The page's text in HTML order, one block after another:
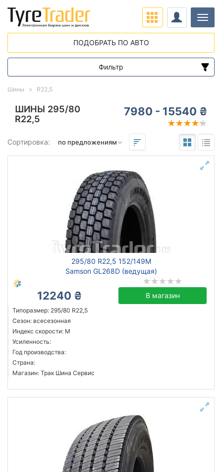
ШИНЫ 295/80
R22,5
7980 - 15540 ₴
Сортировка:
295/80 R22,5 152/149M
Samson GL268D (ведущая)
12240 ₴ В магазин
Типоразмер: 295/80 R22,5
Сезон: всесезонная
Индекс скорости: M
Усиленность:
Год производства:
Страна:
Магазин: Трак Шина Сервис
Шины R22,5
ПОДОБРАТЬ ПО АВТО
Фильтр
Диапазон цен
от
Hankook
Goodyear
Bridgestone
Pirelli
Все бренды
Тип транспортного средства
Усиленная шина
Страна производства